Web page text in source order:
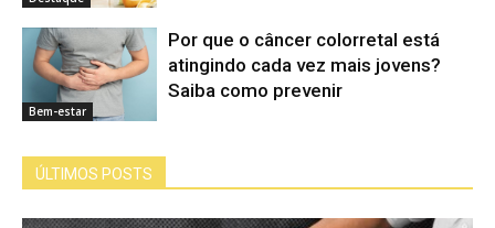
Bem-estar
Por que o câncer colorretal está
atingindo cada vez mais jovens?
Saiba como prevenir
ÚLTIMOS POSTS